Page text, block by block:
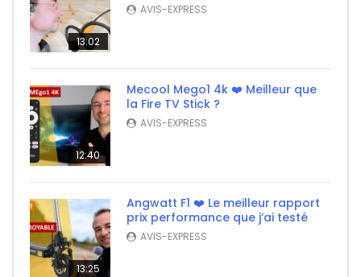
13:02
AVIS-EXPRESS
12:40
Mecool Mego1 4k ❤️ Meilleur que
la Fire TV Stick ?
AVIS-EXPRESS
13:25
Angwatt F1 ❤️ Le meilleur rapport
prix performance que j’ai testé
AVIS-EXPRESS